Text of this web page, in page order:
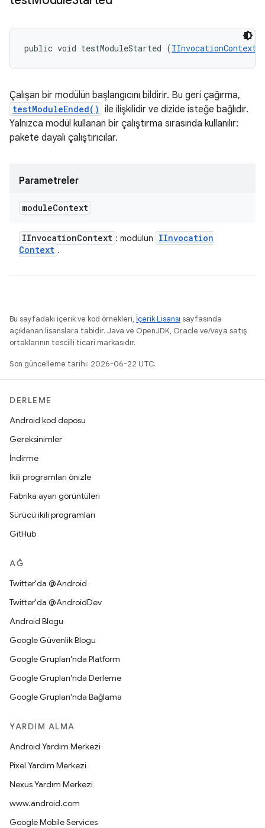
public void testModuleStarted (IInvocationContext
Çalışan bir modülün başlangıcını bildirir. Bu geri çağırma,
testModuleEnded() ile ilişkilidir ve dizide isteğe bağlıdır.
Yalnızca modül kullanan bir çalıştırma sırasında kullanılır:
pakete dayalı çalıştırıcılar.
Parametreler
moduleContext
IInvocationContext : modülün
IInvocation
Context .
Bu sayfadaki içerik ve kod örnekleri, İçerik Lisansı sayfasında
açıklanan lisanslara tabidir. Java ve OpenJDK, Oracle ve/veya satış
ortaklarının tescilli ticari markasıdır.
Son güncelleme tarihi: 2026-06-22 UTC.
DERLEME
Android kod deposu
Gereksinimler
İndirme
İkili programları önizle
Fabrika ayarı görüntüleri
Sürücü ikili programları
GitHub
AĞ
Twitter'da @Android
Twitter'da @AndroidDev
Android Blogu
Google Güvenlik Blogu
Google Grupları'nda Platform
Google Grupları'nda Derleme
Google Grupları'nda Bağlama
YARDIM ALMA
Android Yardım Merkezi
Pixel Yardım Merkezi
Nexus Yardım Merkezi
www.android.com
Google Mobile Services